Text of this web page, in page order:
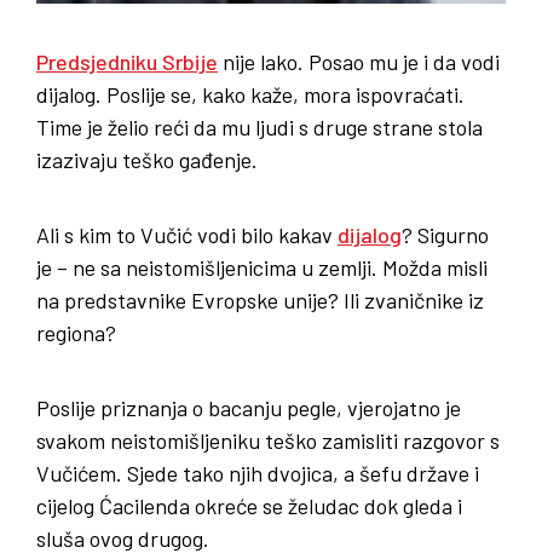
Predsjedniku Srbije nije lako. Posao mu je i da vodi
dijalog. Poslije se, kako kaže, mora ispovraćati.
Time je želio reći da mu ljudi s druge strane stola
izazivaju teško gađenje.
Ali s kim to Vučić vodi bilo kakav dijalog? Sigurno
je – ne sa neistomišljenicima u zemlji. Možda misli
na predstavnike Evropske unije? Ili zvaničnike iz
regiona?
Poslije priznanja o bacanju pegle, vjerojatno je
svakom neistomišljeniku teško zamisliti razgovor s
Vučićem. Sjede tako njih dvojica, a šefu države i
cijelog Ćacilenda okreće se želudac dok gleda i
sluša ovog drugog.